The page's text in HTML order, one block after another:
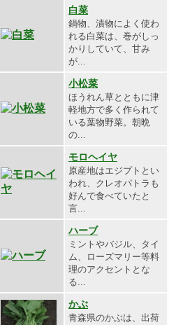
白菜
鍋物、漬物によく使わ
れる白菜は、巻がしっ
かりしていて、甘み
が...
小松菜
ほうれん草とともに津
軽地方で多く作られて
いる葉物野菜。朝晩
の...
モロヘイヤ
原産地はエジプトとい
われ、クレオパトラも
好んで食べていたと
言...
ハーブ
ミントやバジル、タイ
ム、ローズマリー等料
理のアクセントとな
る...
かぶ
青森県のかぶは、出荷